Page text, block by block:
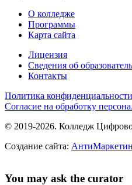
О колледже
Программы
Карта сайта
Лицензия
Сведения об
Контакты
Политика конфиденциальности
Согласие на обработку
© 2019-2026. Колледж
Создание сайта:
You may ask the curator